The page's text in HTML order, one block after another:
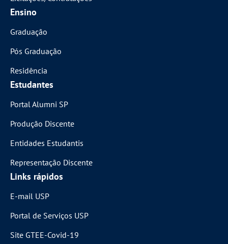
Ensino
Graduação
Pós Graduação
Residência
Estudantes
Portal Alumni SP
Produção Discente
Entidades Estudantis
Representação Discente
Links rápidos
E-mail USP
Portal de Serviços USP
Site GTEE-Covid-19